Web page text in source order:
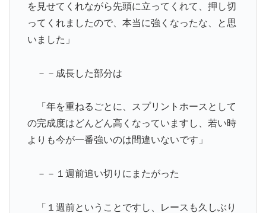
を見せてくれながら先頭に立ってくれて、押し切
ってくれましたので、本当に強くなったな、と思
いました」
－－成長した部分は
「年を重ねるごとに、スプリントホースとして
の完成度はどんどん高くなっていますし、若い時
よりも今が一番強いのは間違いないです」
－－１週前追い切りにまたがった
「１週前ということですし、レースも久しぶり